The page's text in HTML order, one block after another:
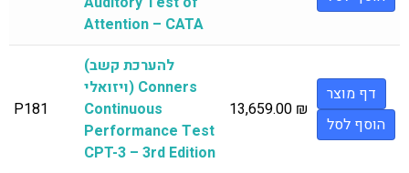
Attention – CATA
P181
(להערכת קשב
ויזואלי) Conners
Continuous
Performance Test
CPT-3 – 3rd Edition
13,659.00 ₪
דף מוצר
הוסף לסל